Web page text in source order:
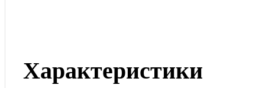
Характеристики